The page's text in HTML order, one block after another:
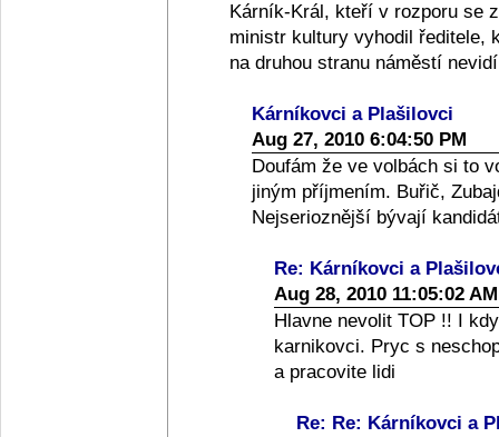
Kárník-Král, kteří v rozporu se
ministr kultury vyhodil ředitele,
na druhou stranu náměstí
Kárníkovci a Plašilovci
Aug 27, 2010 6:04:50 PM
Doufám že ve volbách si to
jiným příjmením. Buřič,
Nejserioznější bývají
Re: Kárníkovci a
Aug 28, 2010 11:05:02 AM
Hlavne nevolit TOP !! I
karnikovci. Pryc s
a pracovite lidi
Re: Re: Kárníkovci a